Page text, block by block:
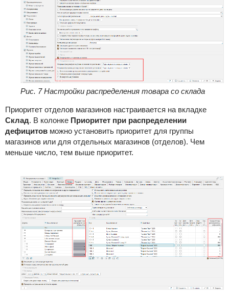
Рис. 7 Настройки распределения товара со склада
Приоритет отделов магазинов настраивается на вкладке
Склад. В колонке Приоритет при распределении
дефицитов можно установить приоритет для группы
магазинов или для отдельных магазинов (отделов). Чем
меньше число, тем выше приоритет.